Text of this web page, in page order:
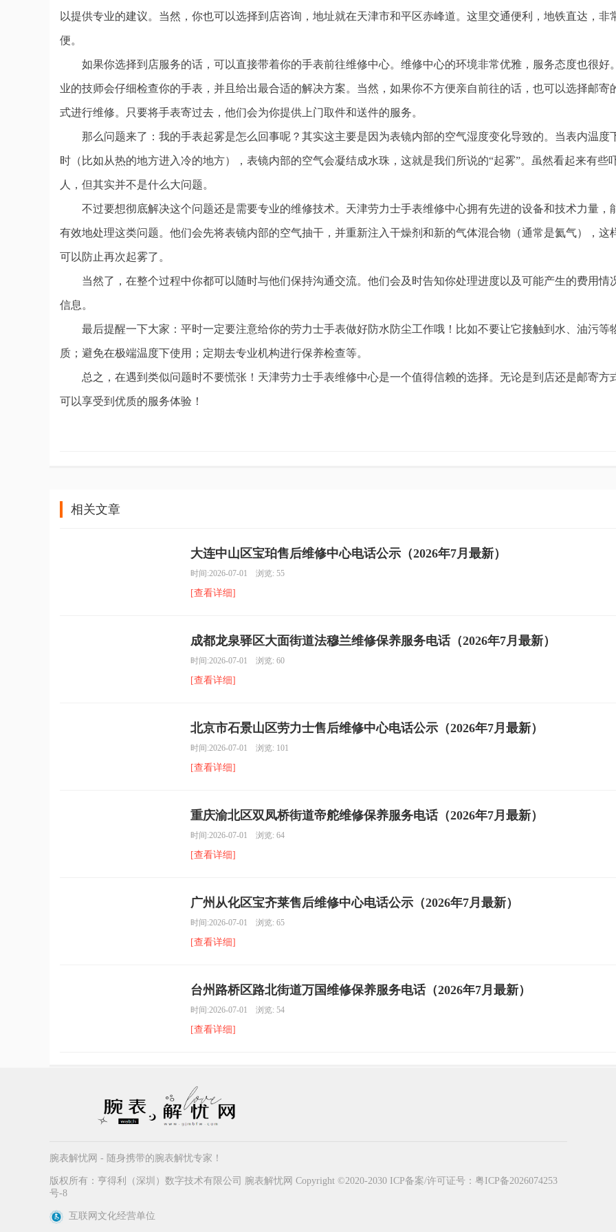
以提供专业的建议。当然，你也可以选择到店咨询，地址就在天津市和平区赤峰道。这里交通便利，地铁直达，非
便。
如果你选择到店服务的话，可以直接带着你的手表前往维修中心。维修中心的环境非常优雅，服务态度也很好
业的技师会仔细检查你的手表，并且给出最合适的解决方案。当然，如果你不方便亲自前往的话，也可以选择邮寄
式进行维修。只要将手表寄过去，他们会为你提供上门取件和送件的服务。
那么问题来了：我的手表起雾是怎么回事呢？其实这主要是因为表镜内部的空气湿度变化导致的。当表内温度
时（比如从热的地方进入冷的地方），表镜内部的空气会凝结成水珠，这就是我们所说的“起雾”。虽然看起来有些
人，但其实并不是什么大问题。
不过要想彻底解决这个问题还是需要专业的维修技术。天津劳力士手表维修中心拥有先进的设备和技术力量，
有效地处理这类问题。他们会先将表镜内部的空气抽干，并重新注入干燥剂和新的气体混合物（通常是氦气），这
可以防止再次起雾了。
当然了，在整个过程中你都可以随时与他们保持沟通交流。他们会及时告知你处理进度以及可能产生的费用情
信息。
最后提醒一下大家：平时一定要注意给你的劳力士手表做好防水防尘工作哦！比如不要让它接触到水、油污等
质；避免在极端温度下使用；定期去专业机构进行保养检查等。
总之，在遇到类似问题时不要慌张！天津劳力士手表维修中心是一个值得信赖的选择。无论是到店还是邮寄方
可以享受到优质的服务体验！
相关文章
大连中山区宝珀售后维修中心电话公示（2026年7月最新）
时间:2026-07-01 浏览: 55
[查看详细]
成都龙泉驿区大面街道法穆兰维修保养服务电话（2026年7月最新）
时间:2026-07-01 浏览: 60
[查看详细]
北京市石景山区劳力士售后维修中心电话公示（2026年7月最新）
时间:2026-07-01 浏览: 101
[查看详细]
重庆渝北区双凤桥街道帝舵维修保养服务电话（2026年7月最新）
时间:2026-07-01 浏览: 64
[查看详细]
广州从化区宝齐莱售后维修中心电话公示（2026年7月最新）
时间:2026-07-01 浏览: 65
[查看详细]
台州路桥区路北街道万国维修保养服务电话（2026年7月最新）
时间:2026-07-01 浏览: 54
[查看详细]
腕表解忧网 - 随身携带的腕表解忧专家！
版权所有：亨得利（深圳）数字技术有限公司 腕表解忧网 Copyright ©2020-2030 ICP备案/许可证号：粤ICP备2026074253
号-8
互联网文化经营单位